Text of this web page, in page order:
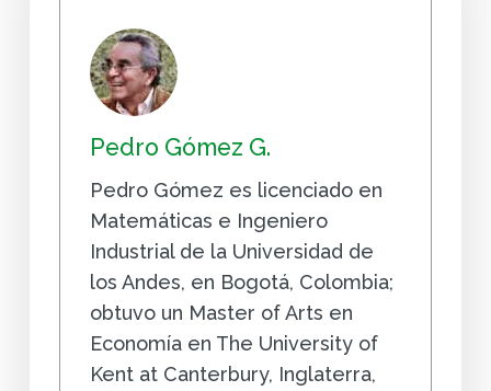
Pedro Gómez G.
Pedro Gómez es licenciado en
Matemáticas e Ingeniero
Industrial de la Universidad de
los Andes, en Bogotá, Colombia;
obtuvo un Master of Arts en
Economía en The University of
Kent at Canterbury, Inglaterra,